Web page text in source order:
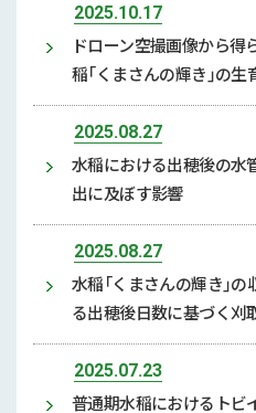
2025.10.17
ドローン空撮画像から得
稲「くまさんの輝き」の
2025.08.27
水稲における出穂後の水
出に及ぼす影響
2025.08.27
水稲「くまさんの輝き」の
る出穂後日数に基づく刈
2025.07.23
普通期水稲におけるトビ